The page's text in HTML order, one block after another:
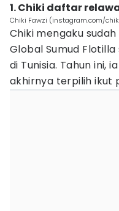
1. Chiki daftar
Chiki Fawzi (instagram.com/
Chiki mengaku
Global Sumud
di Tunisia. Tahun ini,
akhirnya terpilih ikut